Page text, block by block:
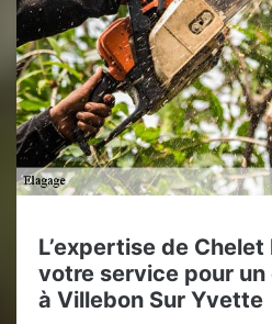
L’expertise de Chelet
votre service pour un
à Villebon Sur Yvette